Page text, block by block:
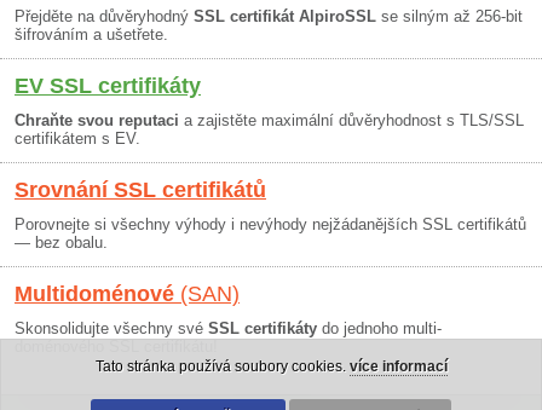
Přejděte na důvěryhodný SSL certifikát AlpiroSSL se silným až 256-bit
šifrováním a ušetřete.
EV SSL certifikáty
Chraňte svou reputaci a zajistěte maximální důvěryhodnost s TLS/SSL
certifikátem s EV.
Srovnání SSL certifikátů
Porovnejte si všechny výhody i nevýhody nejžádanějších SSL certifikátů
— bez obalu.
Multidoménové (SAN)
Skonsolidujte všechny své SSL certifikáty do jednoho multi-
Tato stránka používá soubory cookies. více informací